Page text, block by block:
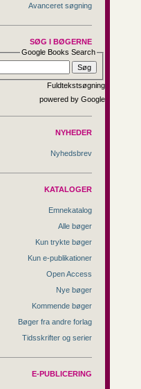
Avanceret søgning
SØG I BØGERNE
Google Books Search
Fuldtekstsøgning
NYHEDER
Nyhedsbrev
KATALOGER
Emnekatalog
Alle bøger
Kun trykte bøger
Kun e-publikationer
Open Access
Nye bøger
Kommende bøger
Bøger fra andre forlag
Tidsskrifter og serier
E-PUBLICERING